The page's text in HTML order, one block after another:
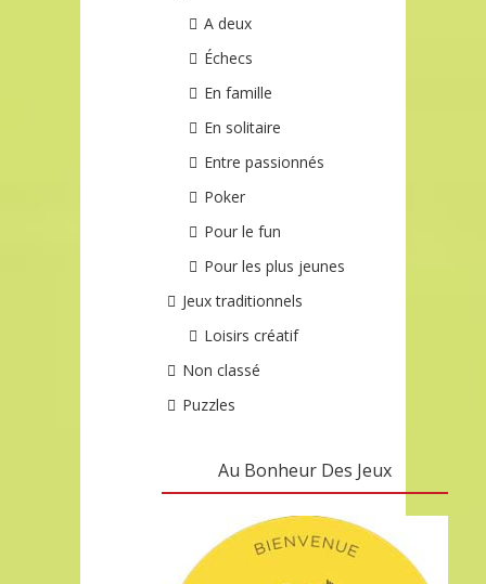
A deux
Échecs
En famille
En solitaire
Entre passionnés
Poker
Pour le fun
Pour les plus jeunes
Jeux traditionnels
Loisirs créatif
Non classé
Puzzles
Au Bonheur Des Jeux